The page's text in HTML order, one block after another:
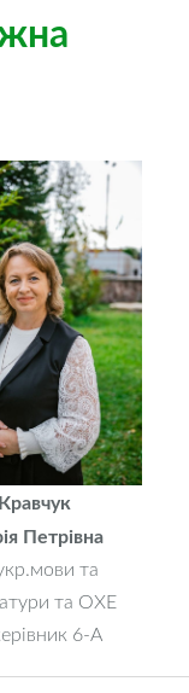
Кравчук
Петрівна
та
та ОХЕ
6-А